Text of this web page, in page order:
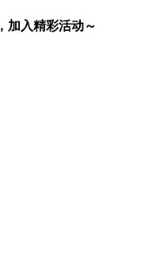
，加入精彩活动～